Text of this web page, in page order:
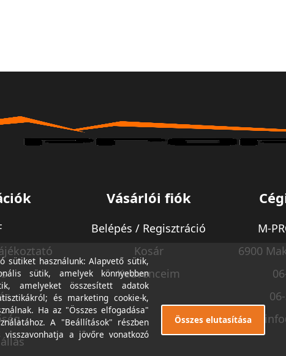
Vásárlói fiók
Belépés / Regisztráció
Kosár
Kedvenceim
M-
6900
sütiket használunk: Alapvető sütik,
sütik, amelyek könnyebben
amelyeket összesített adatok
és marketing cookie-k,
Ha az "Összes elfogadása"
A "Beállítások" részben
a jövőre vonatkozó
Összes elutasítása